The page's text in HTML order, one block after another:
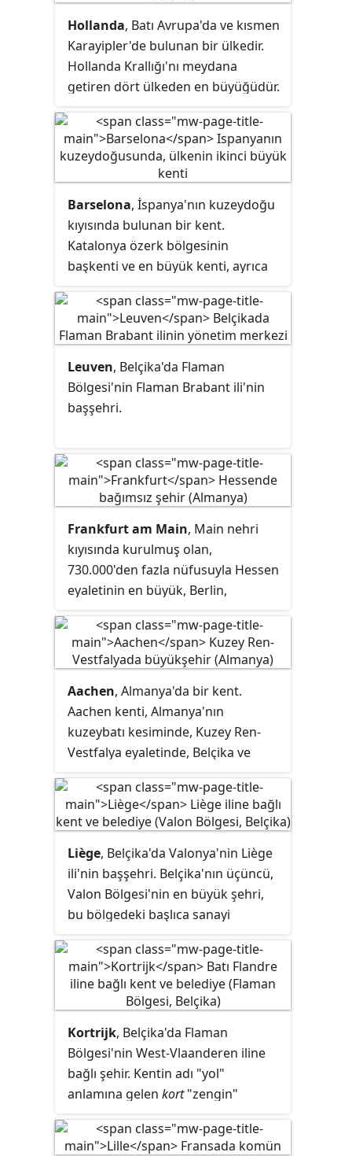
yaklaşık olarak 2.586
kilometrekaredir. 2019 verilerine
göre 626.108 nüfusuyla Avrupa'nın
en az nüfuslu ülkelerinden biridir.
Hollanda, Batı Avrupa'da ve kısmen
Karayipler'de bulunan bir ülkedir.
Hollanda Krallığı'nı meydana
getiren dört ülkeden en büyüğüdür.
Almanya'ya, güneyde Belçika'ya ve
kuzeybatıda Kuzey Denizi'ne komşu
olan on iki vilayetten ve
Karayipler'de Bonaire, Sint
Eustatius ve Saba adaları olmak
üzere üç özel belediyeden oluşur.
Barselona, İspanya'nın kuzeydoğu
kıyısında bulunan bir kent.
Katalonya özerk bölgesinin
başkenti ve en büyük kenti, ayrıca
en büyük kentidir. Şehir merkezi
sınırları içindeki nüfusu 1,6 milyon,
komşu ilçelerle birlikte Barselona
ilinin nüfusu 4,8 milyondur. Avrupa
Birliği sınırları içindeki beşinci en
büyük metropoliten alandır. Kent,
150 km güneyinde yer alır.
İspanya'nın Akdeniz kıyısındaki en
önemli limanı ve ticaret merkezidir.
Kendine özgü kültürü ve
güzelliğiyle ün yapan Barselona'nın,
Gaudi'nin başını çektiği modernizm
akımıyla planlanmış, 1900'lerden
kalma ızgara planlı modern bölümü
ilgi çekmektedir. Yaygın dil
Katalanca'dır.
Leuven, Belçika'da Flaman
Bölgesi'nin Flaman Brabant ili'nin
başşehri.
Frankfurt am Main, Main nehri
kıyısında kurulmuş olan,
730.000'den fazla nüfusuyla Hessen
eyaletinin en büyük, Berlin,
Almanya'nın beşinci büyük şehridir.
Aachen, Almanya'da bir kent.
Aachen kenti, Almanya'nın
kuzeybatı kesiminde, Kuzey Ren-
Vestfalya eyaletinde, Belçika ve
almaktadır.
Liège, Belçika'da Valonya'nin Liège
ili'nin başşehri. Belçika'nın üçüncü,
Valon Bölgesi'nin en büyük şehri,
bu bölgedeki başlıca sanayi
Kortrijk, Belçika'da Flaman
Bölgesi'nin West-Vlaanderen iline
bağlı şehir. Kentin adı "yol"
anlamına gelen kort"zengin"
türemiştir.